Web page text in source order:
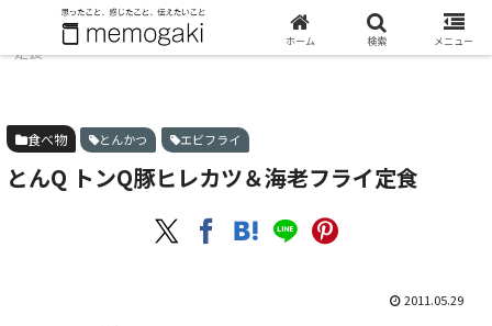
ホーム 食べ物
とんQ トンQ豚ヒレカツ＆海老フライ
定食
食べ物 とんかつ エビフライ
とんQ トンQ豚ヒレカツ＆海老フライ定食
2011.05.29
ホーム 検索 メニュー